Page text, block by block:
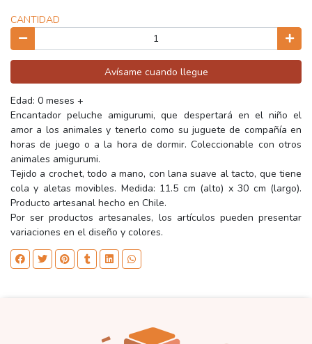
CANTIDAD
Avísame cuando llegue
Edad: 0 meses +
Encantador peluche amigurumi, que despertará en el niño el
amor a los animales y tenerlo como su juguete de compañía en
horas de juego o a la hora de dormir. Coleccionable con otros
animales amigurumi.
Tejido a crochet, todo a mano, con lana suave al tacto, que tiene
cola y aletas movibles. Medida: 11.5 cm (alto) x 30 cm (largo).
Producto artesanal hecho en Chile.
Por ser productos artesanales, los artículos pueden presentar
variaciones en el diseño y colores.